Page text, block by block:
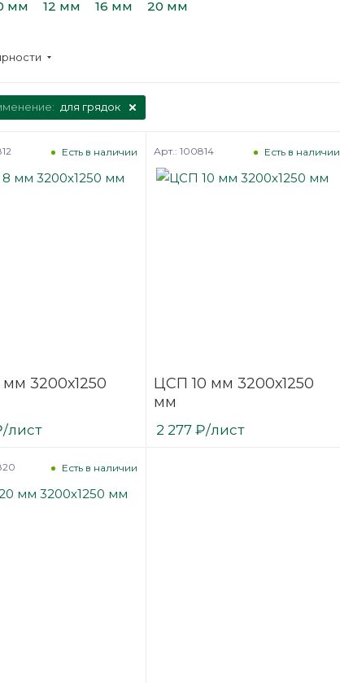
мм 12 мм 16 мм 20 мм
для грядок
3200х1250
Есть в наличии
/лист
ЦСП 10 мм 3200х1250
мм
Есть в наличии
Арт.: 100814
2 277 ₽/лист
Есть в наличии